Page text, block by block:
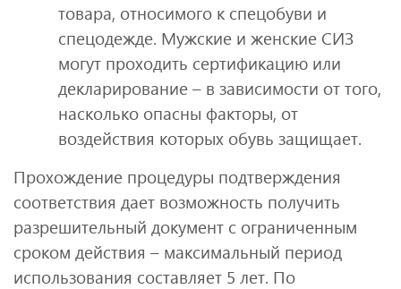
товара, относимого к спецобуви и
спецодежде. Мужские и женские СИЗ
могут проходить сертификацию или
декларирование – в зависимости от того,
насколько опасны факторы, от
воздействия которых обувь защищает.
Прохождение процедуры подтверждения
соответствия дает возможность получить
разрешительный документ с ограниченным
сроком действия – максимальный период
использования составляет 5 лет. По